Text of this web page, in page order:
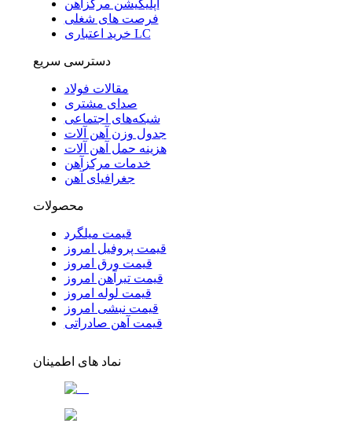
اپلیکیشن مرکزآهن
فرصت های شغلی
خرید اعتباری LC
دسترسی سریع
مقالات فولاد
صدای مشتری
شبکه‌های اجتماعی
جدول وزن آهن آلات
هزینه حمل آهن آلات
خدمات مرکزآهن
جغرافیای آهن
محصولات
قیمت میلگرد
قیمت پروفیل امروز
قیمت ورق امروز
قیمت تیرآهن امروز
قیمت لوله امروز
قیمت نبشی امروز
قیمت آهن صادراتی
نماد های اطمینان